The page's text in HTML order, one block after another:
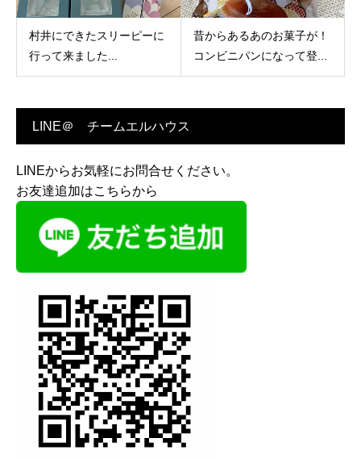
村井にできたスリーピーに
行って来ました...
昔からあるあのお菓子が！
コンビニパンになって登...
LINE＠ チームエルハウス
LINEからお気軽にお問合せください。
お友達追加はこちらから